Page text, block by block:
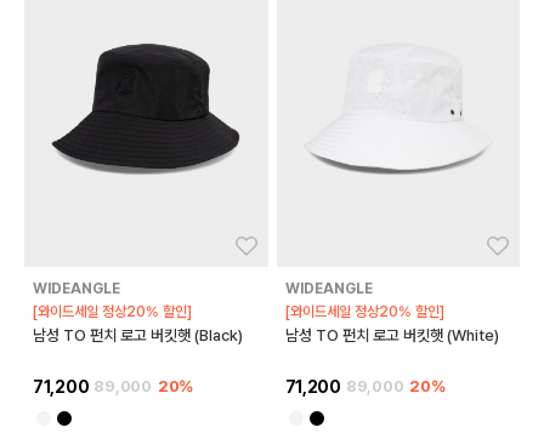
WIDEANGLE
[와이드세일 정상20% 할인]
남성 TO 펀치 로고 버킷햇 (Black)
71,200 89,000 20%
WIDEANGLE
[와이드세일 정상20% 할인]
남성 TO 펀치 로고 버킷햇 (White)
71,200 89,000 20%